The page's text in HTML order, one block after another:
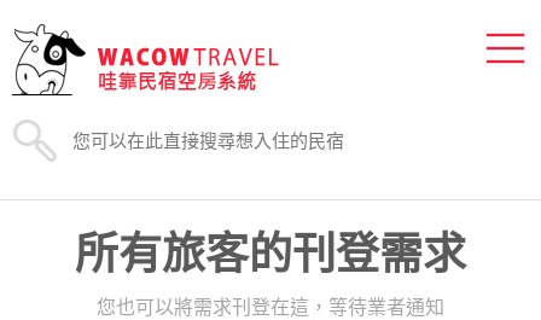
所有旅客的刊登需求
您也可以將需求刊登在這，等待業者通知